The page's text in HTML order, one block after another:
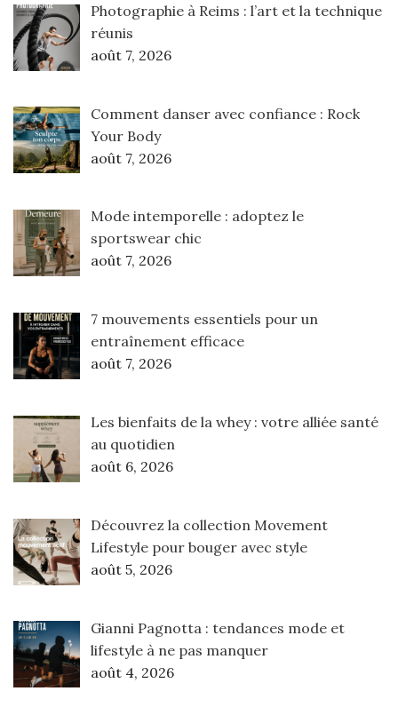
Photographie à Reims : l’art et la technique
réunis
août 7, 2026
Comment danser avec confiance : Rock
Your Body
août 7, 2026
Mode intemporelle : adoptez le
sportswear chic
août 7, 2026
7 mouvements essentiels pour un
entraînement efficace
août 7, 2026
Les bienfaits de la whey : votre alliée santé
au quotidien
août 6, 2026
Découvrez la collection Movement
Lifestyle pour bouger avec style
août 5, 2026
Gianni Pagnotta : tendances mode et
lifestyle à ne pas manquer
août 4, 2026